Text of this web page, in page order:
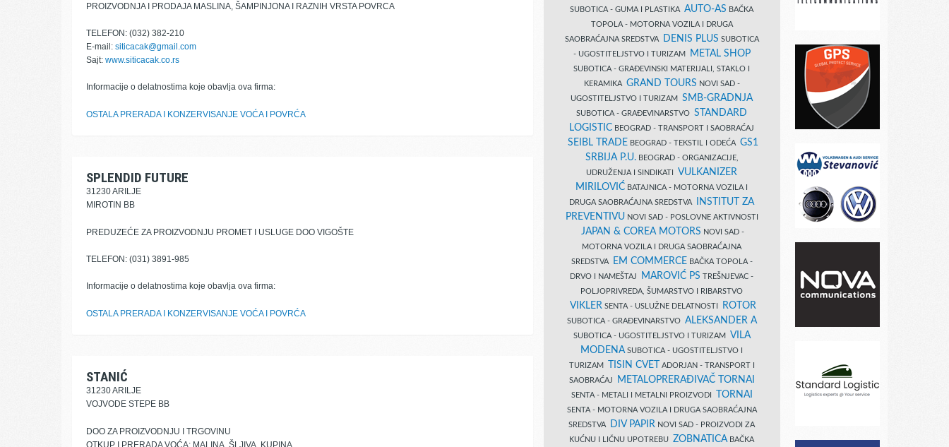
PROIZVODNJA I PRODAJA MASLINA, ŠAMPINJONA I RAZNIH VRSTA POVRCA
TELEFON: (032) 382-210
E-mail: siticacak@gmail.com
Sajt: www.siticacak.co.rs
Informacije o delatnostima koje obavlja ova firma:
OSTALA PRERADA I KONZERVISANJE VOĆA I POVRĆA
SPLENDID FUTURE
31230 ARILJE
MIROTIN BB
PREDUZEĆE ZA PROIZVODNJU PROMET I USLUGE DOO VIGOŠTE
TELEFON: (031) 3891-985
Informacije o delatnostima koje obavlja ova firma:
OSTALA PRERADA I KONZERVISANJE VOĆA I POVRĆA
STANIĆ
31230 ARILJE
VOJVODE STEPE BB
DOO ZA PROIZVODNJU I TRGOVINU
OTKUP I PRERADA VOĆA: MALINA, ŠLJIVA, KUPINA
SUBOTICA - GUMA I PLASTIKA AUTO-AS BAČKA
TOPOLA - MOTORNA VOZILA I DRUGA
SAOBRAĆAJNA SREDSTVA
DENIS PLUS SUBOTICA
- UGOSTITELJSTVO I TURIZAM
METAL SHOP
SUBOTICA - GRAĐEVINSKI MATERIJALI, STAKLO I
KERAMIKA GRAND TOURS NOVI SAD -
UGOSTITELJSTVO I TURIZAM SMB-GRADNJA
SUBOTICA - GRAĐEVINARSTVO STANDARD
LOGISTIC BEOGRAD - TRANSPORT I SAOBRAĆAJ
SEIBL TRADE BEOGRAD - TEKSTIL I ODEĆA GS1
SRBIJA P.U.BEOGRAD - ORGANIZACIJE,
UDRUŽENJA I SINDIKATI VULKANIZER
MIRILOVIĆ BATAJNICA - MOTORNA VOZILA I
DRUGA SAOBRAĆAJNA SREDSTVA
INSTITUT ZA
PREVENTIVUNOVI SAD - POSLOVNE AKTIVNOSTI
JAPAN & COREA MOTORS NOVI SAD -
MOTORNA VOZILA I DRUGA SAOBRAĆAJNA
SREDSTVA
EM COMMERCE BAČKA TOPOLA -
DRVO I NAMEŠTAJ
MAROVIĆ PS TREŠNJEVAC -
POLJOPRIVREDA, ŠUMARSTVO I RIBARSTVO
VIKLER SENTA - USLUŽNE DELATNOSTI ROTOR
SUBOTICA - GRAĐEVINARSTVO ALEKSANDER A
SUBOTICA - UGOSTITELJSTVO I TURIZAM VILA
MODENA SUBOTICA - UGOSTITELJSTVO I
TURIZAM
TISIN CVET
ADORJAN - TRANSPORT I
SAOBRAĆAJ
METALOPRERAĐIVAČ TORNAI
SENTA - METALI I METALNI PROIZVODI TORNAI
SENTA - MOTORNA VOZILA I DRUGA SAOBRAĆAJNA
SREDSTVA
DIV PAPIR NOVI SAD - PROIZVODI ZA
KUĆNU I LIČNU UPOTREBU ZOBNATICA BAČKA